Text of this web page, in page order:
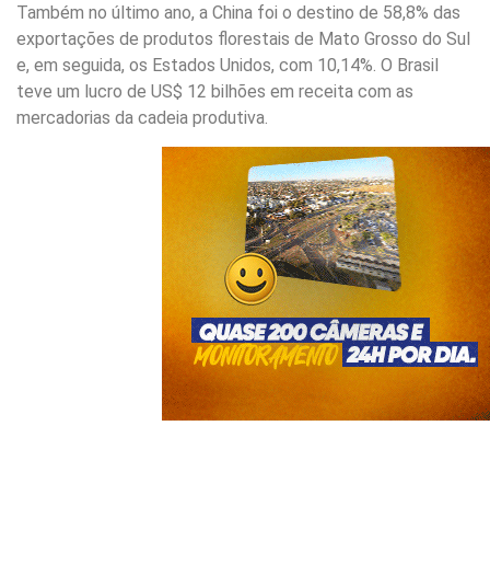
Também no último ano, a China foi o destino de 58,8% das
exportações de produtos florestais de Mato Grosso do Sul
e, em seguida, os Estados Unidos, com 10,14%. O Brasil
teve um lucro de US$ 12 bilhões em receita com as
mercadorias da cadeia produtiva.